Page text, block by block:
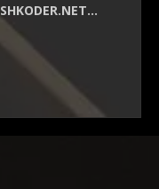
SHKODER.NET…